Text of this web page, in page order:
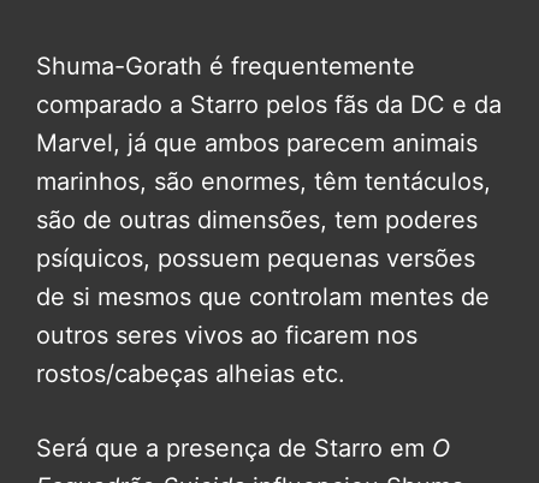
— FandomWire (@FandomWire)
December 2, 2021
Shuma-Gorath é frequentemente
comparado a Starro pelos fãs da DC e da
Marvel, já que ambos parecem animais
marinhos, são enormes, têm tentáculos,
são de outras dimensões, tem poderes
psíquicos, possuem pequenas versões
de si mesmos que controlam mentes de
outros seres vivos ao ficarem nos
rostos/cabeças alheias etc.
Será que a presença de Starro em O